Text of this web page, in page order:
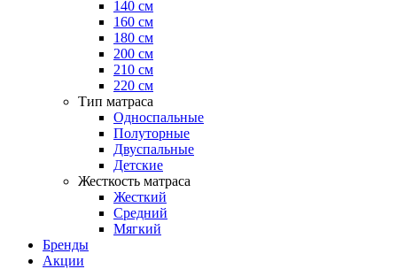
140 см
160 см
180 см
200 см
210 см
220 см
Тип матраса
Односпальные
Полуторные
Двуспальные
Детские
Жесткость матраса
Жесткий
Средний
Мягкий
Бренды
Акции